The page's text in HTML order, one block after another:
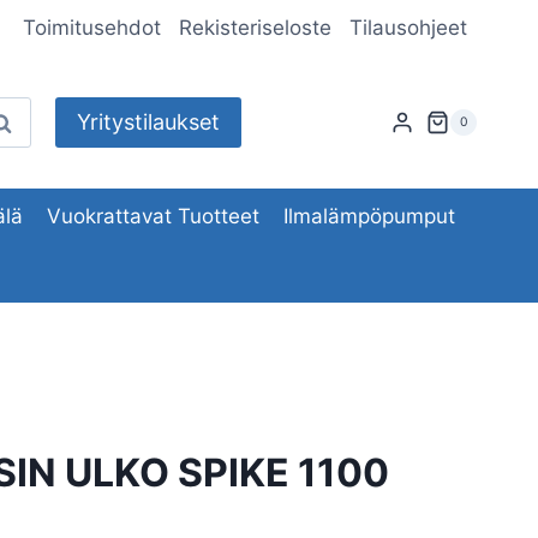
Toimitusehdot Rekisteriseloste Tilausohjeet
Yritystilaukset 0
Vuokrattavat Tuotteet Ilmalämpöpumput
ULKO SPIKE 1100